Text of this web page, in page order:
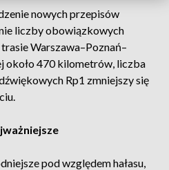
nowych przepisów
liczby obowiązkowych
Warszawa–Poznań–
około 470 kilometrów, liczba
Rp1 zmniejszy się
pod względem hałasu,